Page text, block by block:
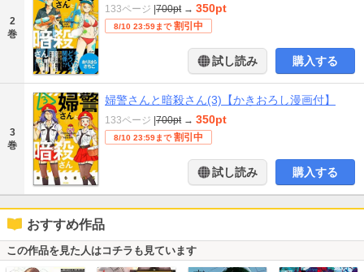
2
巻
133ページ 700pt → 350pt
8/10 23:59まで 割引中
試し読み 購入する
3
巻
婦警さんと暗殺さん(3)【かきおろし漫画付】
133ページ 700pt → 350pt
8/10 23:59まで 割引中
試し読み 購入する
おすすめ作品
この作品を見た人はコチラも見ています